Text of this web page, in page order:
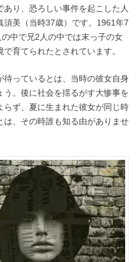
り、恐ろしい事件を起こした人
美（当時37歳）です。1961年7
中で兄2人の中では末っ子の女
育てられたとされています。
っているとは、当時の彼女自身
。後に社会を揺るがす大惨事を
ず、夏に生まれた彼女が同じ時
、その時誰も知る由がありませ